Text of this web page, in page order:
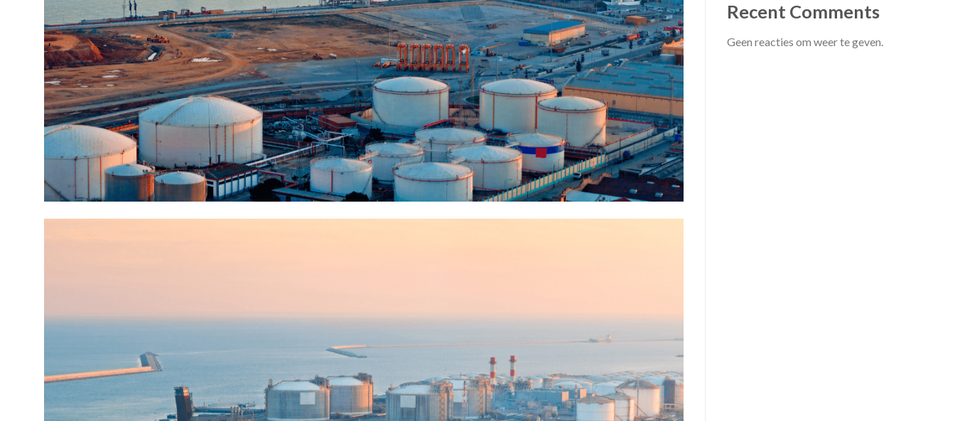
Recent Comments
Geen reacties om weer te geven.